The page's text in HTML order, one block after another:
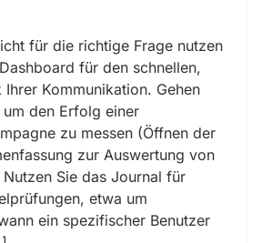
für die richtige Frage nutzen
für den schnellen,
Kommunikation. Gehen
um den Erfolg einer
zu messen (Öffnen der
zur Auswertung von
Sie das Journal für
etwa um
ein spezifischer Benutzer